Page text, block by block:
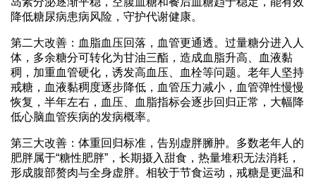
降低糖尿病患病风险，守护代谢健康。
第二大改善：血脂血压回落，血管更通透。过量糖分进入人
体，多余糖分可转化为甘油三酯，造成血脂升高、血液黏
稠，加重血管硬化，诱发高血压、血栓等问题。老年人坚持
戒糖，血液黏稠度逐步降低，血管压力减小，血管弹性慢慢
恢复，半年左右，血压、血脂指标会逐步回归正常，大幅降
低心脑血管疾病的发病概率。
第三大改善：体重回归标准，告别虚胖臃肿。多数老年人的
肥胖属于“糖性肥胖”，长期摄入甜食，热量堆积无法消耗，
形成腹部赘肉与全身虚胖。相较于节食运动，戒糖是更温和